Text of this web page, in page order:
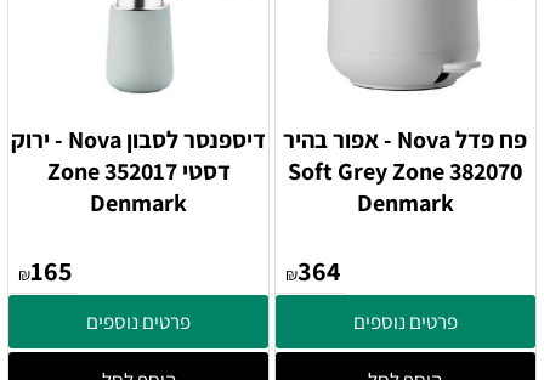
פח פדל Nova - אפור בהיר
382070 Soft Grey Zone
Denmark
₪364
פרטים נוספים
דיספנסר לסבון Nova - ירוק
דסטי 352017 Zone
Denmark
₪165
פרטים נוספים